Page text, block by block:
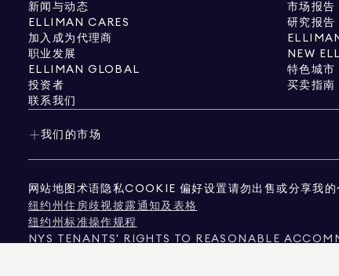
新闻与动态
ELLIMAN CARES
加入成为代理商
职业发展
ELLIMAN GLOBAL
投资者
联系我们
市场报告
研究报告
NEW
特色城市
买卖指南
我们的市场
网站地图 术语 隐私COOKIE 偏好设置请勿出售或分享我的
纽约州住房歧视披露通知及表格
纽约州标准操作规程
NYS TENANTS' RIGHTS TO REASONABLE